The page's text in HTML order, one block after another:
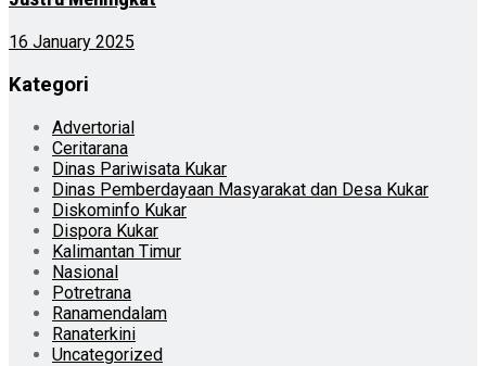
16 January 2025
Kategori
Advertorial
Ceritarana
Dinas Pariwisata Kukar
Dinas Pemberdayaan Masyarakat dan Desa Kukar
Diskominfo Kukar
Dispora Kukar
Kalimantan Timur
Nasional
Potretrana
Ranamendalam
Ranaterkini
Uncategorized